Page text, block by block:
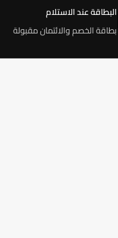
البطاقة عند الاستلام
بطاقة الخصم والائتمان مقبولة